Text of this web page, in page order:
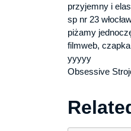
przyjemny i
sp nr 23
piżamy
filmweb,
yyyyy
Obsessive